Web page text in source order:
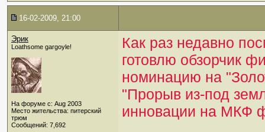
16-02-2009, 21:00
Эрик
Loathsome gargoyle!
На форуме с: Aug 2003
Место жительства: питерский
трюм
Сообщений: 7,692
Как раз недавно
готовлю обзорчик
номинацию на
"Прорыв из-под
инновации на МКФ